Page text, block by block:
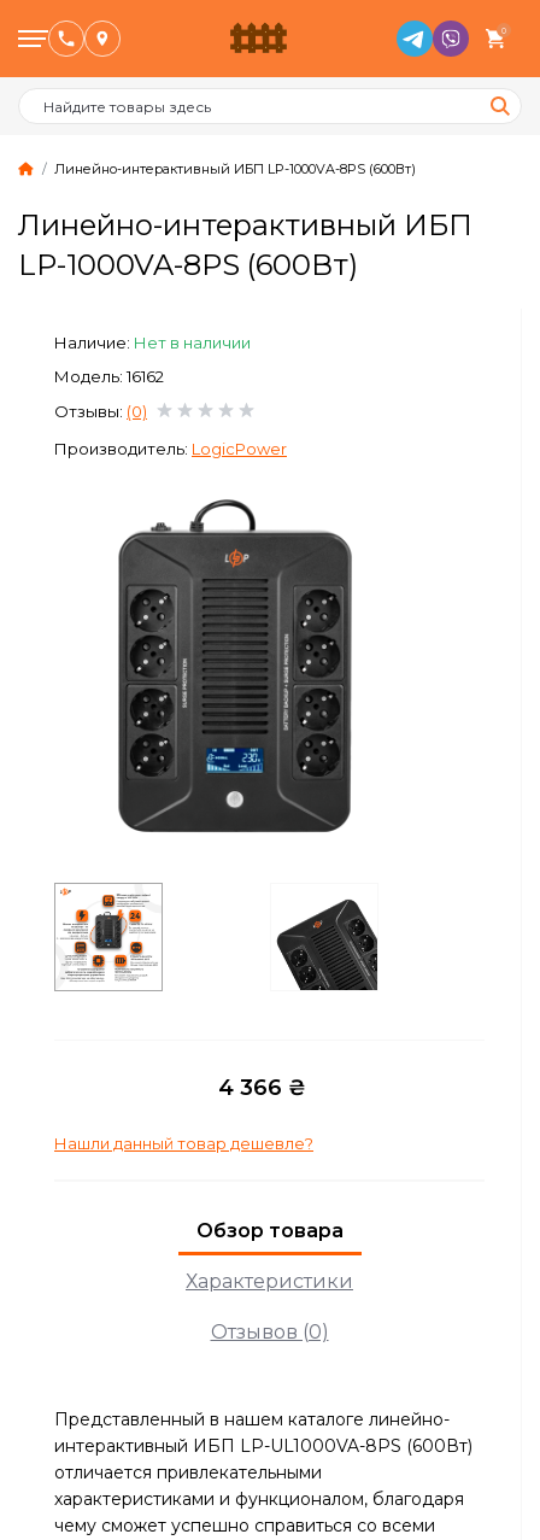
0
Птицеводство
Пчеловодство
Отопительное оборудование
Сейфы
Энергопитание
Линейно-интерактивный ИБП LP-1000VA-8PS (600Вт)
Линейно-интерактивный ИБП
LP-1000VA-8PS (600Вт)
Наличие: Нет в наличии
Модель: 16162
Отзывы: (0)
Производитель: LogicPower
4 366 ₴
Нашли данный товар дешевле?
Обзор товара
Характеристики
Отзывов (0)
Представленный в нашем каталоге линейно-
интерактивный ИБП LP-UL1000VA-8PS (600Вт)
отличается привлекательными
характеристиками и функционалом, благодаря
чему сможет успешно справиться со всеми